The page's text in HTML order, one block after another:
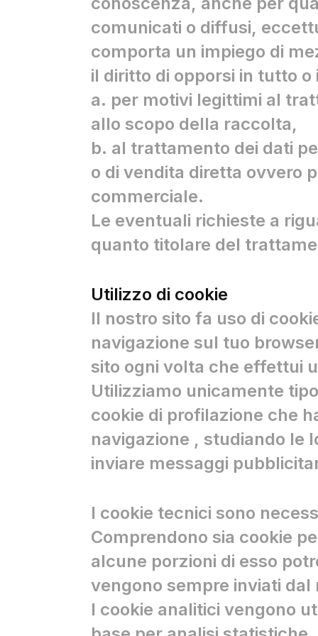
comunicati o diffusi,
comporta un impiego di
il diritto di opporsi in tutto o
a. per motivi legittimi al
allo scopo della raccolta,
b. al trattamento dei dati
o di vendita diretta ovvero
commerciale.
Le eventuali richieste a
quanto titolare del
Utilizzo di cookie
Il nostro sito fa uso di
navigazione sul tuo
sito ogni volta che effettui
Utilizziamo unicamente
cookie di profilazione che
navigazione , studiando le
inviare messaggi
I cookie tecnici sono
Comprendono sia cookie
alcune porzioni di esso
vengono sempre inviati dal
I cookie analitici vengono
e utenti.
esteticamente
la gestualità e
tattile con il comando
quelli che prediligono
via smartphone
anche quando si
a una collezione
Corelli, ceo
milanese, scava a
tema